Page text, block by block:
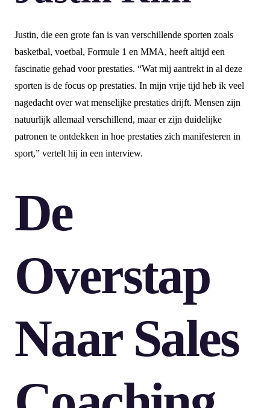
Justin, die een grote fan is van verschillende sporten zoals
basketbal, voetbal, Formule 1 en MMA, heeft altijd een
fascinatie gehad voor prestaties. “Wat mij aantrekt in al deze
sporten is de focus op prestaties. In mijn vrije tijd heb ik veel
nagedacht over wat menselijke prestaties drijft. Mensen zijn
natuurlijk allemaal verschillend, maar er zijn duidelijke
patronen te ontdekken in hoe prestaties zich manifesteren in
sport,” vertelt hij in een interview.
De
Overstap
Naar Sales